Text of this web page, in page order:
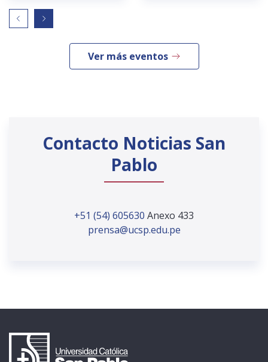
Ver más eventos
Contacto Noticias San
Pablo
+51 (54) 605630 Anexo 433
prensa@ucsp.edu.pe